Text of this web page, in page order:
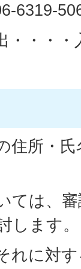
6319-
・・・
住所・
ては、
します。
れに対